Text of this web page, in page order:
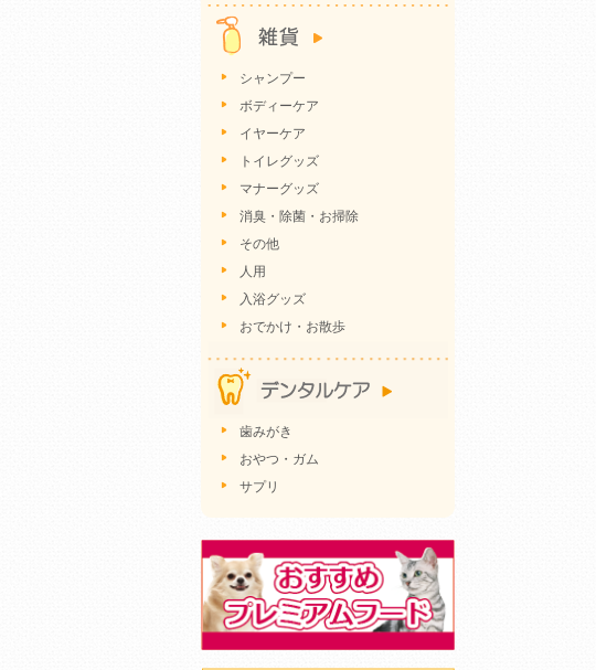
シャンプー
ボディーケア
イヤーケア
トイレグッズ
マナーグッズ
消臭・除菌・お掃除
その他
人用
入浴グッズ
おでかけ・お散歩
歯みがき
おやつ・ガム
サプリ